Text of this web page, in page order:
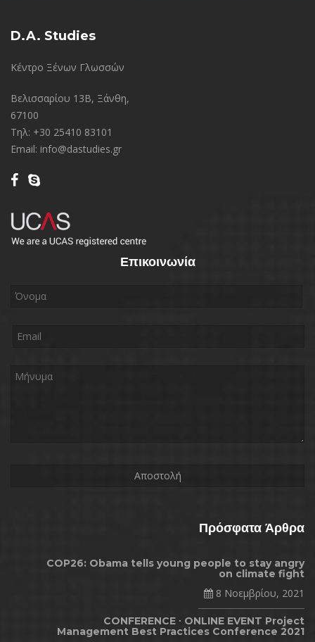
D.A. Studies
Κέντρο Ξένων Γλωσσών
Βελισσαρίου 13Β, Ξάνθη,
67100
Τηλ: +30 25410 83101
Email: info@dastudies.gr
Επικοινωνία
Πρόσφατα Άρθρα
COP26: Obama tells young people to stay angry
on climate fight
8 Νοεμβρίου, 2021
CONFERENCE ∙ ONLINE EVENT Project
Management Best Practices Conference 2021